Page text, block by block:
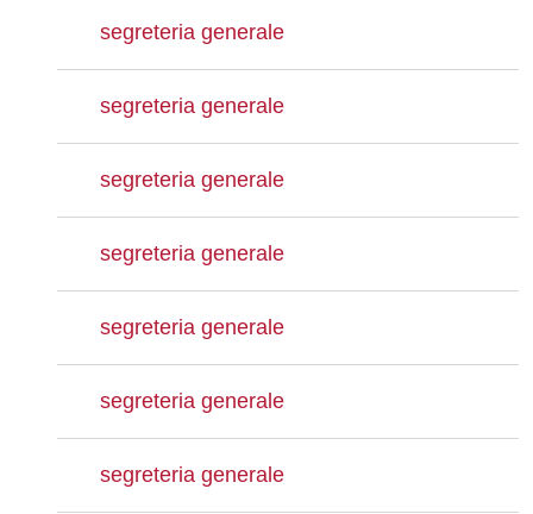
segreteria generale
segreteria generale
segreteria generale
segreteria generale
segreteria generale
segreteria generale
segreteria generale